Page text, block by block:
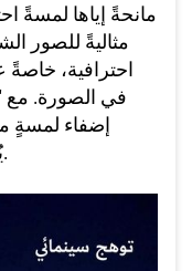
مانحةً إياها لمسةً
مثاليةً للصور
احترافية، خاصةً
في الصورة. مع
إضفاء لمسةٍ
يُحسّن الأجواء العامة والمزاج العام.